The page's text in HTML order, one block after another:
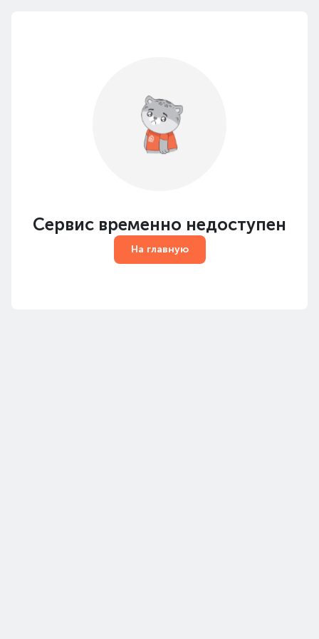
Сервис временно недоступен
На главную